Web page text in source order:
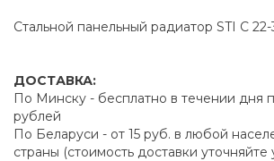
Стальной панельный радиатор STI C
ДОСТАВКА:
По Минску - бесплатно в течении дня
рублей
По Беларуси - от 15 руб. в любой
страны (стоимость доставки